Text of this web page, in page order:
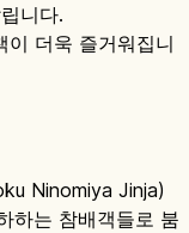
니다.
이 더욱 즐거워집니
Ninomiya Jinja)
하는 참배객들로 붐